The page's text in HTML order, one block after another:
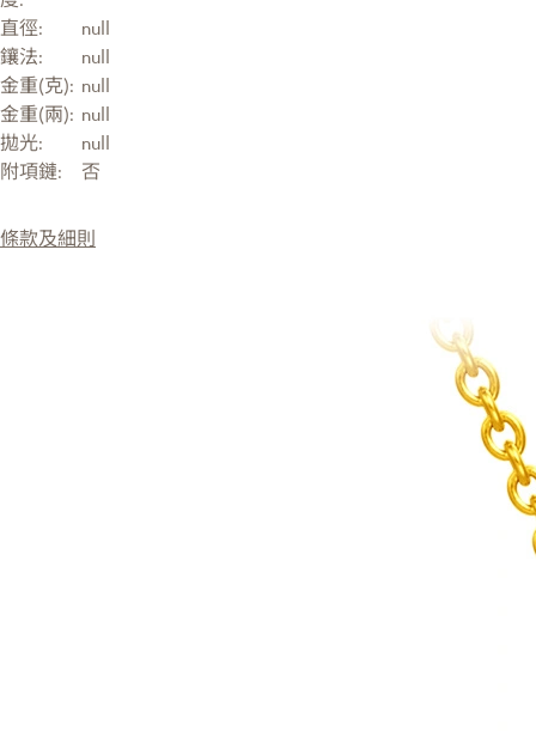
直徑:
null
鑲法:
null
金重(克): null
金重(兩): null
拋光:
null
附項鏈:
否
條款及細則